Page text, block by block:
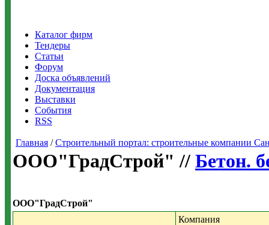
Каталог фирм
Тендеры
Статьи
Форум
Доска объявлений
Документация
Выставки
События
RSS
Главная /Строительный портал: строительные компании
ООО"ГрадСтрой" // Бетон.
ООО"ГрадСтрой"
Компания